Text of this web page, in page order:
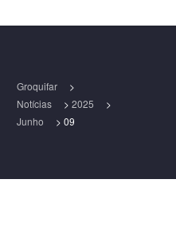
Groquifar
>
Notícias
>2025
>
Junho
>09